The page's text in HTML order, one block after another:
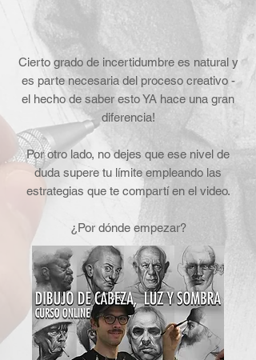
Cierto grado de incertidumbre es natural y
es parte necesaria del proceso creativo -
el hecho de saber esto YA hace una gran
diferencia!
Por otro lado, no dejes que ese nivel de
duda supere tu límite empleando las
estrategias que te compartí en el video.
¿Por dónde empezar?